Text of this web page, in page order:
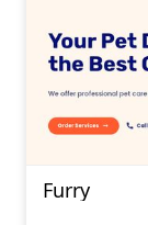
Furry